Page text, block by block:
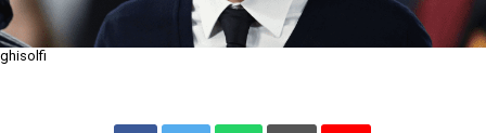
ghisolfi